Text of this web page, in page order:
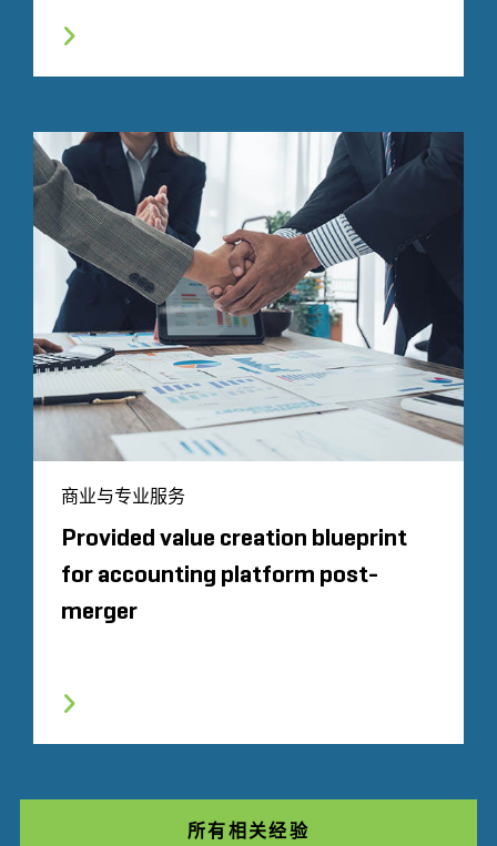
商业与专业服务
Provided value creation blueprint
for accounting platform post-
merger
所有相关经验